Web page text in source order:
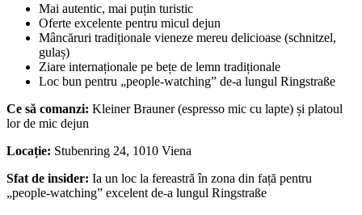
Mai autentic, mai puțin turistic
Oferte excelente pentru micul dejun
Mâncăruri tradiționale vieneze mereu delicioase (schnitzel,
gulaș)
Ziare internaționale pe bețe de lemn tradiționale
Loc bun pentru „people-watching” de-a lungul Ringstraße
Ce să comanzi: Kleiner Brauner (espresso mic cu lapte) și platoul
lor de mic dejun
Locație: Stubenring 24, 1010 Viena
Sfat de insider: Ia un loc la fereastră în zona din față pentru
„people-watching” excelent de-a lungul Ringstraße